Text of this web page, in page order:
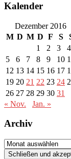
Kalender
Dezember 2016
M D M D F S
1
2 3
4
5
6 7 8 9 10
12 13 14 15 16 17
19 20 21 22 23 24
26 27 28 29 30 31
« Nov.
Jan. »
Archiv
Archiv